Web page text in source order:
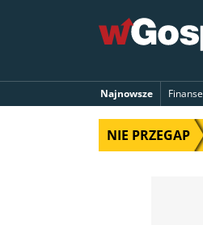
Najnowsze Finanse
NIE PRZEGAP